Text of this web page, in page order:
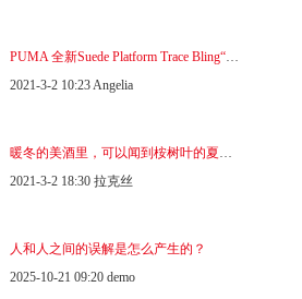
PUMA 全新Suede Platform Trace Bling“珍我甜心”惊艳上线 ...
2021-3-2 10:23Angelia
暖冬的美酒里，可以闻到桉树叶的夏天味道
2021-3-2 18:30 拉克丝
人和人之间的误解是怎么产生的？
2025-10-21 09:20 demo